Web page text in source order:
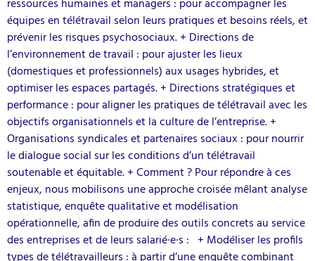
ressources humaines et managers : pour accompagner les
équipes en télétravail selon leurs pratiques et besoins réels, et
prévenir les risques psychosociaux. + Directions de
l’environnement de travail : pour ajuster les lieux
(domestiques et professionnels) aux usages hybrides, et
optimiser les espaces partagés. + Directions stratégiques et
performance : pour aligner les pratiques de télétravail avec les
objectifs organisationnels et la culture de l’entreprise. +
Organisations syndicales et partenaires sociaux : pour nourrir
le dialogue social sur les conditions d’un télétravail
soutenable et équitable. + Comment ? Pour répondre à ces
enjeux, nous mobilisons une approche croisée mêlant analyse
statistique, enquête qualitative et modélisation
opérationnelle, afin de produire des outils concrets au service
des entreprises et de leurs salarié·e·s : + Modéliser les profils